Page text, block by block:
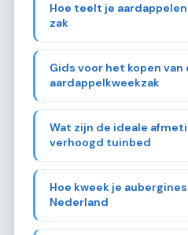
Hoe teelt je
zak
Gids voor het kopen van
aardappelkweekzak
Wat zijn de ideale
verhoogd tuinbed
Hoe kweek je
Nederland